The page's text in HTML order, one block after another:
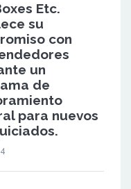
Etc.
su
con
un
de
para nuevos